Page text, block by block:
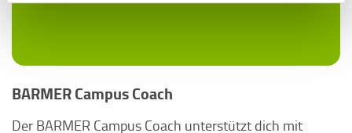
BARMER Campus Coach
Der BARMER Campus Coach unterstützt dich mit